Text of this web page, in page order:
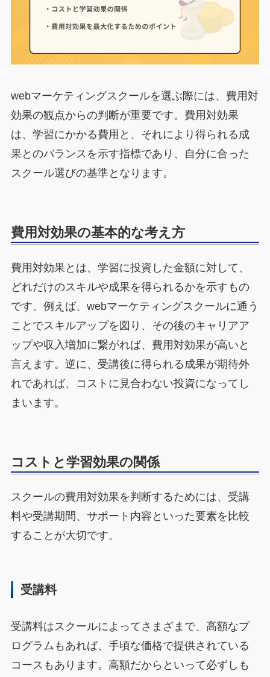
webマーケティングスクールを選ぶ際には、費用対
効果の観点からの判断が重要です。費用対効果
は、学習にかかる費用と、それにより得られる成
果とのバランスを示す指標であり、自分に合った
スクール選びの基準となります。
費用対効果の基本的な考え方
費用対効果とは、学習に投資した金額に対して、
どれだけのスキルや成果を得られるかを示すもの
です。例えば、webマーケティングスクールに通う
ことでスキルアップを図り、その後のキャリアア
ップや収入増加に繋がれば、費用対効果が高いと
言えます。逆に、受講後に得られる成果が期待外
れであれば、コストに見合わない投資になってし
まいます。
コストと学習効果の関係
スクールの費用対効果を判断するためには、受講
料や受講期間、サポート内容といった要素を比較
することが大切です。
受講料
受講料はスクールによってさまざまで、高額なプ
ログラムもあれば、手頃な価格で提供されている
コースもあります。高額だからといって必ずしも